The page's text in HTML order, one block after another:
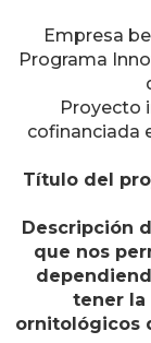
Empresa
Programa
Proyecto
cofinanciada
Título del
Descripción
que nos
tener la
ornitológicos